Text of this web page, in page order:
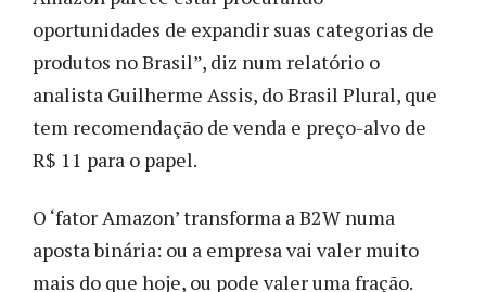
oportunidades de expandir suas categorias de
produtos no Brasil”, diz num relatório o
analista Guilherme Assis, do Brasil Plural, que
tem recomendação de venda e preço-alvo de
R$ 11 para o papel.
O ‘fator Amazon’ transforma a B2W numa
aposta binária: ou a empresa vai valer muito
mais do que hoje, ou pode valer uma fração.